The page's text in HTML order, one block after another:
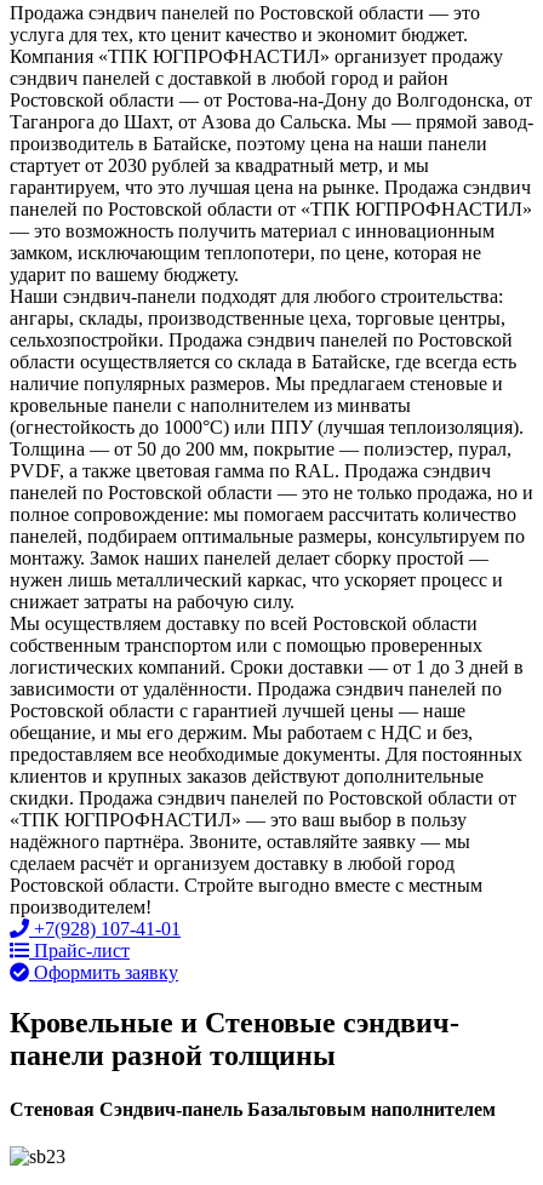
Продажа сэндвич панелей по Ростовской области — это
услуга для тех, кто ценит качество и экономит бюджет.
Компания «ТПК ЮГПРОФНАСТИЛ» организует продажу
сэндвич панелей с доставкой в любой город и район
Ростовской области — от Ростова-на-Дону до Волгодонска, от
Таганрога до Шахт, от Азова до Сальска. Мы — прямой завод-
производитель в Батайске, поэтому цена на наши панели
стартует от 2030 рублей за квадратный метр, и мы
гарантируем, что это лучшая цена на рынке. Продажа сэндвич
панелей по Ростовской области от «ТПК ЮГПРОФНАСТИЛ»
— это возможность получить материал с инновационным
замком, исключающим теплопотери, по цене, которая не
ударит по вашему бюджету.
Наши сэндвич-панели подходят для любого строительства:
ангары, склады, производственные цеха, торговые центры,
сельхозпостройки. Продажа сэндвич панелей по Ростовской
области осуществляется со склада в Батайске, где всегда есть
наличие популярных размеров. Мы предлагаем стеновые и
кровельные панели с наполнителем из минваты
(огнестойкость до 1000°C) или ППУ (лучшая теплоизоляция).
Толщина — от 50 до 200 мм, покрытие — полиэстер, пурал,
PVDF, а также цветовая гамма по RAL. Продажа сэндвич
панелей по Ростовской области — это не только продажа, но и
полное сопровождение: мы помогаем рассчитать количество
панелей, подбираем оптимальные размеры, консультируем по
монтажу. Замок наших панелей делает сборку простой —
нужен лишь металлический каркас, что ускоряет процесс и
снижает затраты на рабочую силу.
Мы осуществляем доставку по всей Ростовской области
собственным транспортом или с помощью проверенных
логистических компаний. Сроки доставки — от 1 до 3 дней в
зависимости от удалённости. Продажа сэндвич панелей по
Ростовской области с гарантией лучшей цены — наше
обещание, и мы его держим. Мы работаем с НДС и без,
предоставляем все необходимые документы. Для постоянных
клиентов и крупных заказов действуют дополнительные
скидки. Продажа сэндвич панелей по Ростовской области от
«ТПК ЮГПРОФНАСТИЛ» — это ваш выбор в пользу
надёжного партнёра. Звоните, оставляйте заявку — мы
сделаем расчёт и организуем доставку в любой город
Ростовской области. Стройте выгодно вместе с местным
производителем!
+7(928) 107-41-01
Прайс-лист
Оформить заявку
Кровельные и Стеновые сэндвич-
панели разной толщины
Стеновая Сэндвич-панель Базальтовым наполнителем